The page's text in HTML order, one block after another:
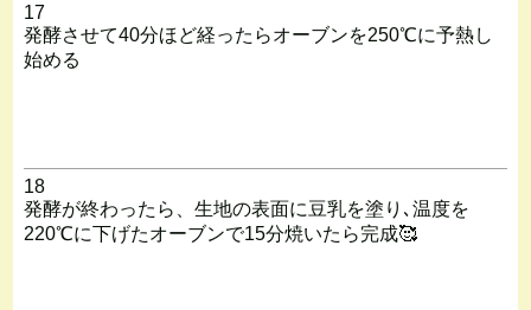
17
発酵させて40分ほど経ったらオーブンを250℃に予熱し
始める
18
発酵が終わったら、生地の表面に豆乳を塗り､温度を
220℃に下げたオーブンで15分焼いたら完成🥰